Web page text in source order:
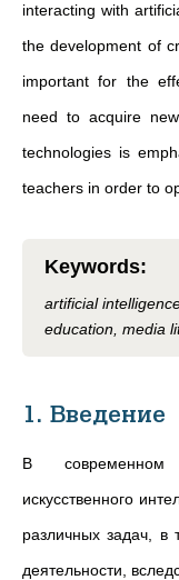
interacting with
the development of
important for the
need to acquire
technologies is
teachers in order to
Keywords:
artificial
education, media
1. Введение
В современном
искусственного
различных задач, в
деятельности,